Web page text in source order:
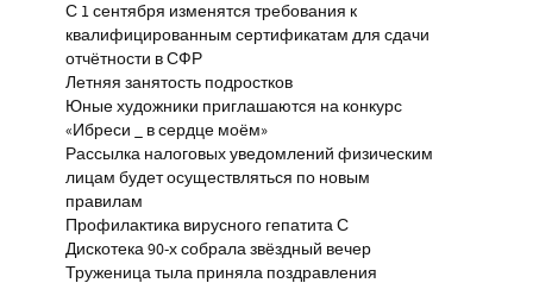
С 1 сентября изменятся требования к
квалифицированным сертификатам для сдачи
отчётности в СФР
Летняя занятость подростков
Юные художники приглашаются на конкурс
«Ибреси _ в сердце моём»
Рассылка налоговых уведомлений физическим
лицам будет осуществляться по новым
правилам
Профилактика вирусного гепатита С
Дискотека 90-х собрала звёздный вечер
Труженица тыла приняла поздравления